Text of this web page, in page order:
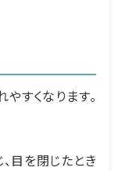
すくなります。
目を閉じたとき